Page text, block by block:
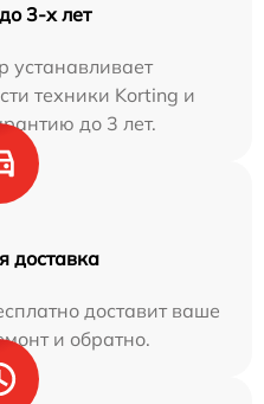
3-х лет
устанавливает
техники Korting и
до 3 лет.
доставка
доставит ваше
и обратно.